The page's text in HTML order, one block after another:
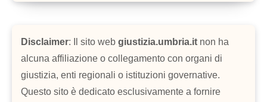
Disclaimer: Il sito web giustizia.umbria.it non ha
alcuna affiliazione o collegamento con organi di
giustizia, enti regionali o istituzioni governative.
Questo sito è dedicato esclusivamente a fornire